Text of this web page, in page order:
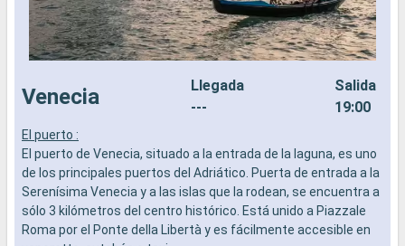
Venecia
Llegada
---
Salida
19:00
El puerto :
El puerto de Venecia, situado a la entrada de la laguna, es uno
de los principales puertos del Adriático. Puerta de entrada a la
Serenísima Venecia y a las islas que la rodean, se encuentra a
sólo 3 kilómetros del centro histórico. Está unido a Piazzale
Roma por el Ponte della Libertà y es fácilmente accesible en